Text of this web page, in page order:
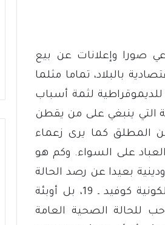
صورا وإعلانات عن بيع
بالبلاد، تماما مثلما
بأن أفغانستان 2021 غير مؤهلة للديموقراطية لثمة أسباب
التي ينبغي على من يقطن
المطلق كما يرى زعماء
على السواء. وكم هو
بعيدا عن رصد الحالة
الوبائية التي تشهدها البلاد والتي ليس من تفاصيلها الجائحة الكونية كوفيد ـ 19، بل أوبئة
للحالة الصحية العامة